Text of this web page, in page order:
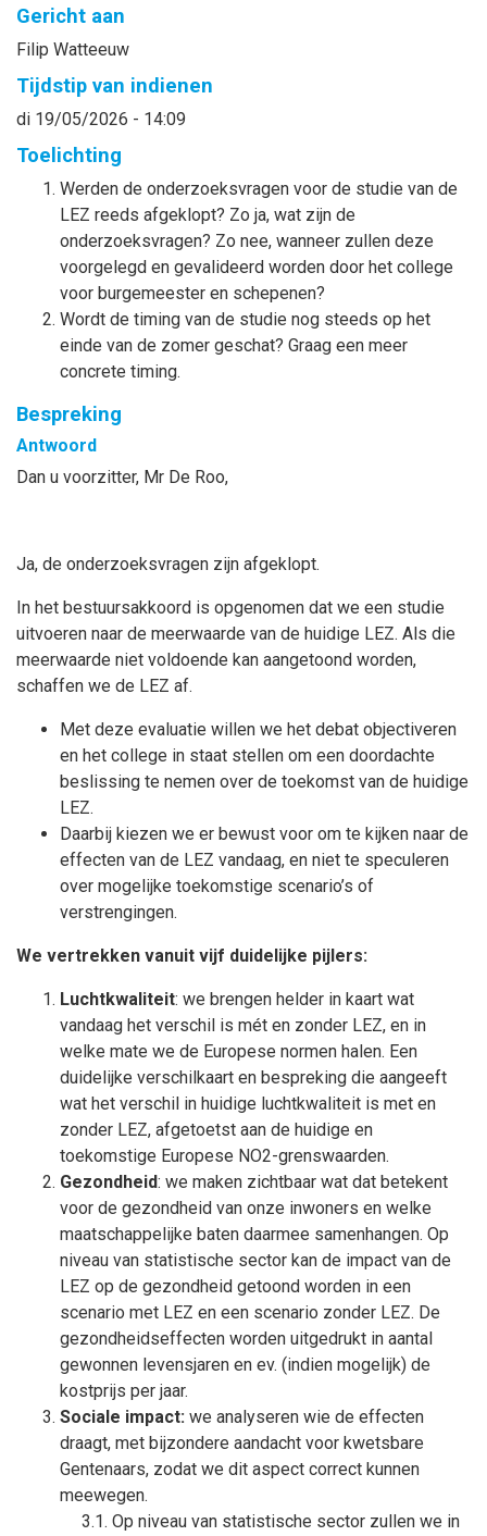
Gericht aan
Filip Watteeuw
Tijdstip van indienen
di 19/05/2026 - 14:09
Toelichting
Werden de onderzoeksvragen voor de studie van de
LEZ reeds afgeklopt? Zo ja, wat zijn de
onderzoeksvragen? Zo nee, wanneer zullen deze
voorgelegd en gevalideerd worden door het college
voor burgemeester en schepenen?
Wordt de timing van de studie nog steeds op het
einde van de zomer geschat? Graag een meer
concrete timing.
Bespreking
Antwoord
Dan u voorzitter, Mr De Roo,
Ja, de onderzoeksvragen zijn afgeklopt.
In het bestuursakkoord is opgenomen dat we een studie
uitvoeren naar de meerwaarde van de huidige LEZ. Als die
meerwaarde niet voldoende kan aangetoond worden,
schaffen we de LEZ af.
Met deze evaluatie willen we het debat objectiveren
en het college in staat stellen om een doordachte
beslissing te nemen over de toekomst van de huidige
LEZ.
Daarbij kiezen we er bewust voor om te kijken naar de
effecten van de LEZ vandaag, en niet te speculeren
over mogelijke toekomstige scenario’s of
verstrengingen.
We vertrekken vanuit vijf duidelijke pijlers:
Luchtkwaliteit: we brengen helder in kaart wat
vandaag het verschil is mét en zonder LEZ, en in
welke mate we de Europese normen halen. Een
duidelijke verschilkaart en bespreking die aangeeft
wat het verschil in huidige luchtkwaliteit is met en
zonder LEZ, afgetoetst aan de huidige en
toekomstige Europese NO2-grenswaarden.
Gezondheid: we maken zichtbaar wat dat betekent
voor de gezondheid van onze inwoners en welke
maatschappelijke baten daarmee samenhangen. Op
niveau van statistische sector kan de impact van de
LEZ op de gezondheid getoond worden in een
scenario met LEZ en een scenario zonder LEZ. De
gezondheidseffecten worden uitgedrukt in aantal
gewonnen levensjaren en ev. (indien mogelijk) de
kostprijs per jaar.
Sociale impact: we analyseren wie de effecten
draagt, met bijzondere aandacht voor kwetsbare
Gentenaars, zodat we dit aspect correct kunnen
meewegen.
Op niveau van statistische sector zullen we in